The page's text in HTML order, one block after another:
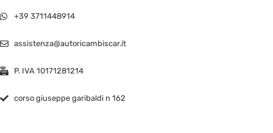
+39 3711448914
assistenza@autoricambiscar.it
P. IVA 10171281214
corso giuseppe garibaldi n 162